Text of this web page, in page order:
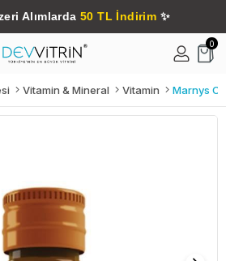
Alımlarda 50 TL İndirim ✨
0
Vitamin & Mineral Vitamin